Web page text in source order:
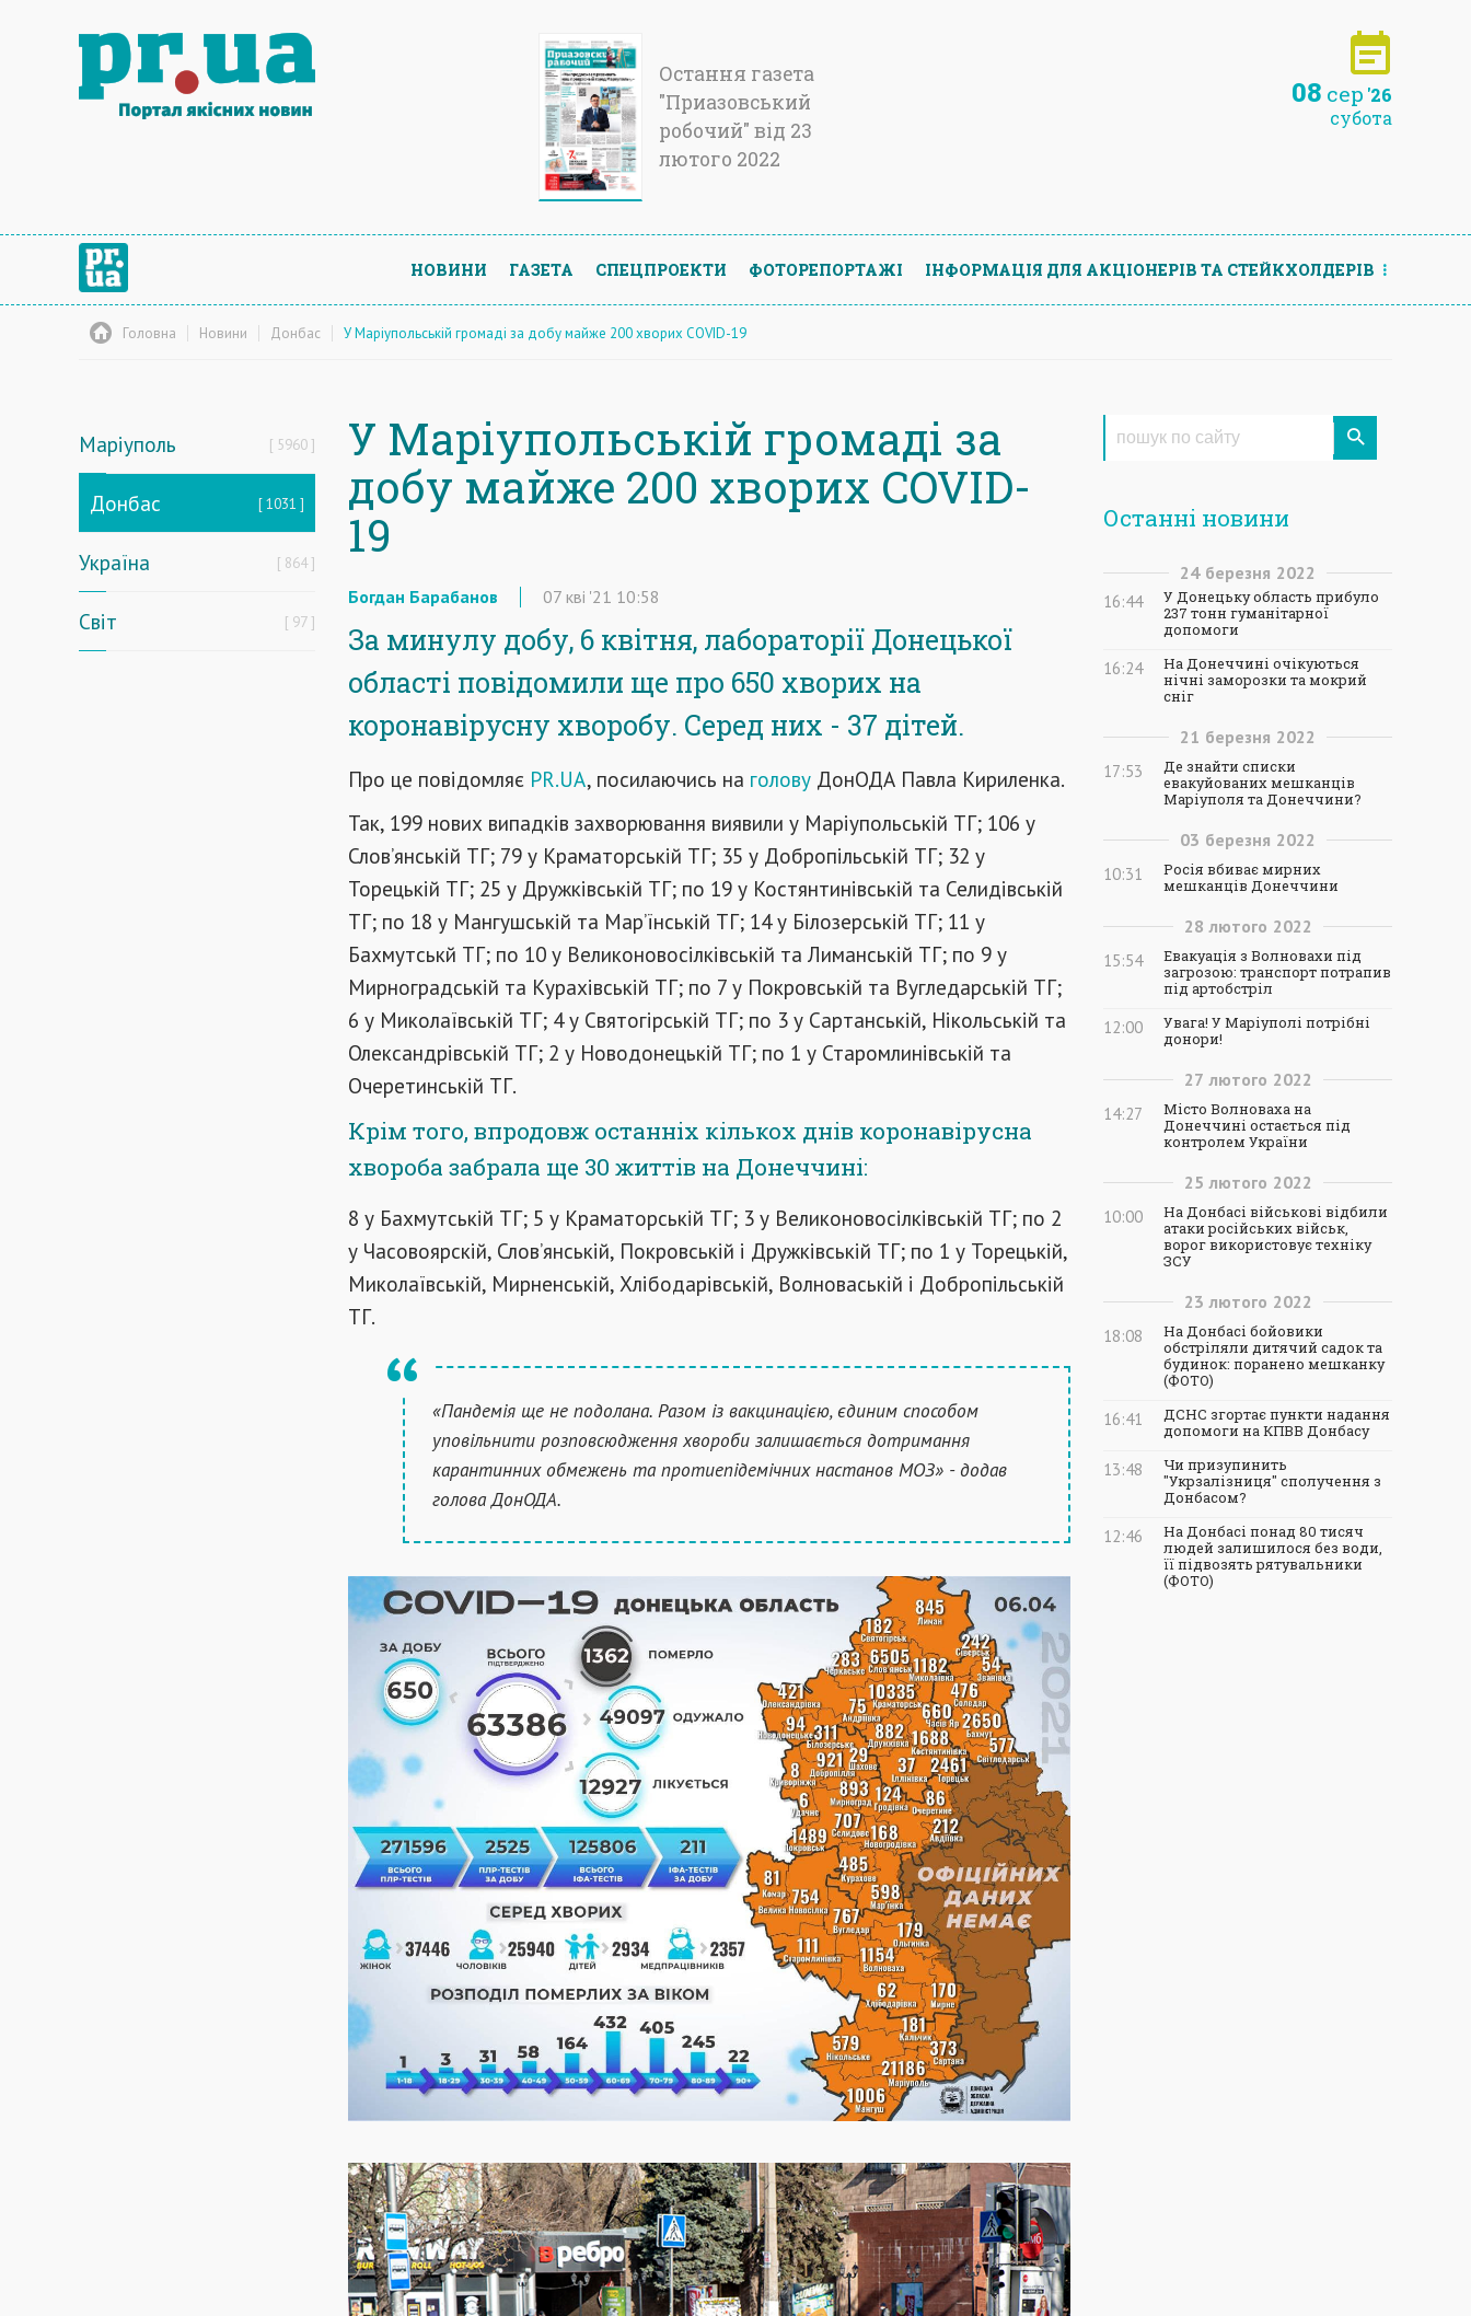
Остання газета
"Приазовський
робочий" від 23
лютого 2022
08 сер '26
субота
НОВИНИ ГАЗЕТА СПЕЦПРОЕКТИ ФОТОРЕПОРТАЖІ ІНФОРМАЦIЯ ДЛЯ АКЦIОНЕРIВ ТА СТЕЙКХОЛДЕРIВ
Головна Новини Донбас У Маріупольській громаді за добу майже 200 хворих COVID-19
Маріуполь 5960
Донбас 1031
Україна 864
Світ 97
У Маріупольській громаді за
добу майже 200 хворих COVID-
19
Богдан Барабанов 07 кві '21 10:58
За минулу добу, 6 квітня, лабораторії Донецької
області повідомили ще про 650 хворих на
коронавірусну хворобу. Серед них - 37 дітей.
Про це повідомляє PR.UA, посилаючись на голову ДонОДА Павла Кириленка.
Так, 199 нових випадків захворювання виявили у Маріупольській ТГ; 106 у
Слов’янській ТГ; 79 у Краматорській ТГ; 35 у Добропільській ТГ; 32 у
Торецькій ТГ; 25 у Дружківській ТГ; по 19 у Костянтинівській та Селидівській
ТГ; по 18 у Мангушській та Мар’їнській ТГ; 14 у Білозерській ТГ; 11 у
Бахмутськй ТГ; по 10 у Великоновосілківській та Лиманській ТГ; по 9 у
Мирноградській та Курахівській ТГ; по 7 у Покровській та Вугледарській ТГ;
6 у Миколаївській ТГ; 4 у Святогірській ТГ; по 3 у Сартанській, Нікольській та
Олександрівській ТГ; 2 у Новодонецькій ТГ; по 1 у Старомлинівській та
Очеретинській ТГ.
Крім того, впродовж останніх кількох днів коронавірусна
хвороба забрала ще 30 життів на Донеччині:
8 у Бахмутській ТГ; 5 у Краматорській ТГ; 3 у Великоновосілківській ТГ; по 2
у Часовоярскій, Слов’янській, Покровській і Дружківській ТГ; по 1 у Торецькій,
Миколаївській, Мирненській, Хлібодарівській, Волноваській і Добропільській
ТГ.
«Пандемія ще не подолана. Разом із вакцинацією, єдиним способом
уповільнити розповсюдження хвороби залишається дотримання
карантинних обмежень та протиепідемічних настанов МОЗ» - додав
голова ДонОДА.
Останні новини
24 березня 2022
16:44
У Донецьку область прибуло
237 тонн гуманітарної
допомоги
16:24
На Донеччині очікуються
нічні заморозки та мокрий
сніг
21 березня 2022
17:53
Де знайти списки
евакуйованих мешканців
Маріуполя та Донеччини?
03 березня 2022
10:31
Росія вбиває мирних
мешканців Донеччини
28 лютого 2022
15:54
Евакуація з Волновахи під
загрозою: транспорт потрапив
під артобстріл
12:00
Увага! У Маріуполі потрібні
донори!
27 лютого 2022
14:27
Місто Волноваха на
Донеччині остається під
контролем України
25 лютого 2022
10:00
На Донбасі військові відбили
атаки російських військ,
ворог використовує техніку
ЗСУ
23 лютого 2022
18:08
На Донбасі бойовики
обстріляли дитячий садок та
будинок: поранено мешканку
(ФОТО)
16:41
ДСНС згортає пункти надання
допомоги на КПВВ Донбасу
13:48
Чи призупинить
"Укрзалізниця" сполучення з
Донбасом?
12:46
На Донбасі понад 80 тисяч
людей залишилося без води,
її підвозять рятувальники
(ФОТО)